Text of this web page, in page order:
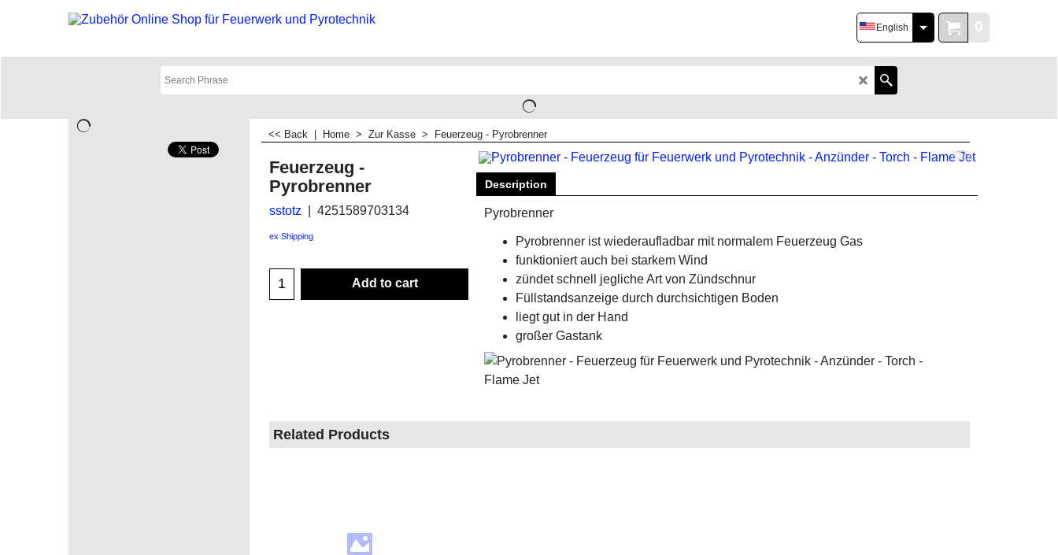
0
English
<< Back Home > Zur Kasse > Feuerzeug - Pyrobrenner
Feuerzeug -
Pyrobrenner
sstotz 4251589703134
ex Shipping
Add to cart
Description
Pyrobrenner
Pyrobrenner ist wiederaufladbar mit normalem Feuerzeug Gas
funktioniert auch bei starkem Wind
zündet schnell jegliche Art von Zündschnur
Füllstandsanzeige durch durchsichtigen Boden
liegt gut in der Hand
großer Gastank
Related Products